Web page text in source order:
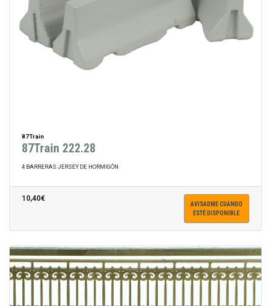
87Train
87Train 222.28
4 BARRERAS JERSEY DE HORMIGÓN
10,40€
AVISADME CUANDO
ESTÉ DISPONIBLE